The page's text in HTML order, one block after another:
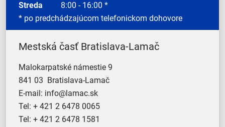
Streda 8:00 - 16:00 *
* po predchádzajúcom telefonickom dohovore
Mestská časť Bratislava-Lamač
Malokarpatské námestie 9
841 03 Bratislava-Lamač
E-mail: info@lamac.sk
Tel: + 421 2 6478 0065
Tel: + 421 2 6478 1581